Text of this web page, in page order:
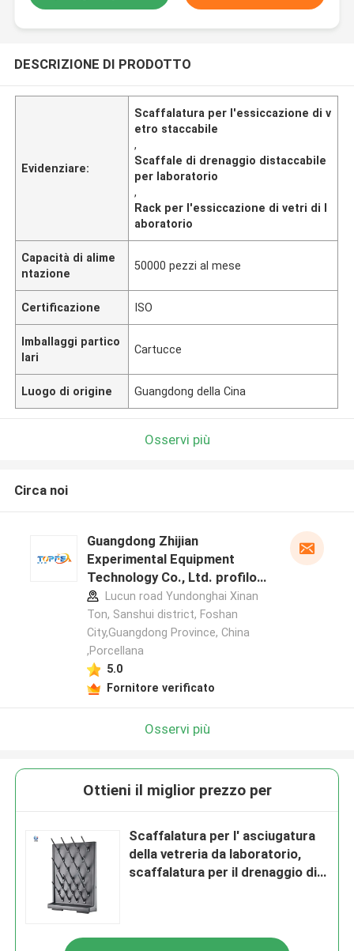
DESCRIZIONE DI PRODOTTO
Evidenziare:
Scaffalatura per l'essiccazione di v
etro staccabile
,
Scaffale di drenaggio distaccabile
per laboratorio
,
Rack per l'essiccazione di vetri di l
aboratorio
Capacità di alime
ntazione
50000 pezzi al mese
Certificazione ISO
Imballaggi partico
lari
Cartucce
Luogo di origine Guangdong della Cina
Osservi più
Circa noi
Guangdong Zhijian
Experimental Equipment
Technology Co., Ltd. profilo
del produttore
Lucun road Yundonghai Xinan
Ton, Sanshui district, Foshan
City,Guangdong Province, China
,Porcellana
5.0
Fornitore verificato
Osservi più
Ottieni il miglior prezzo per
Scaffalatura per l' asciugatura
della vetreria da laboratorio,
scaffalatura per il drenaggio di